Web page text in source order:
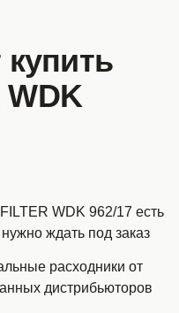
WDK
WDK 962/17 есть
ждать под заказ
расходники от
дистрибьюторов